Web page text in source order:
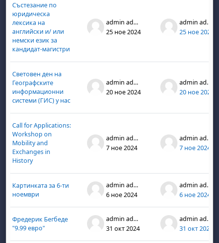
Състезание по
юридическа
лексика на
английски и/ или
немски език за
кандидат-магистри
admin admin
25 ное 2024
admin admin
25 ное 2024
Световен ден на
Географските
информационни
системи (ГИС) у нас
admin admin
20 ное 2024
admin admin
20 ное 2024
Call for Applications:
Workshop on
Mobility and
Exchanges in
History
admin admin
7 ное 2024
admin admin
7 ное 2024
Картинката за 6-ти
ноември
admin admin
6 ное 2024
admin admin
6 ное 2024
Фредерик Бегбеде
"9.99 евро"
admin admin
31 окт 2024
admin admin
31 окт 2024
1 август
неделя, 2 август
6 август
август8 август
неделя, 9 август
август
август
15 август
неделя, 16 август
август
август
22 август
неделя, 23 август
август
август
29 август
неделя, 30 август